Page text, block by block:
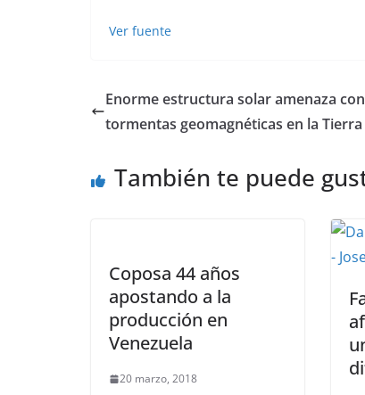
Ver fuente
Enorme estructura solar amenaza
tormentas geomagnéticas en la Tierra
También te puede
Coposa 44 años
apostando a la
producción en
Venezuela
20 marzo, 2018